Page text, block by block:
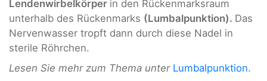
Lendenwirbelkörper in den Rückenmarksraum
unterhalb des Rückenmarks (Lumbalpunktion). Das
Nervenwasser tropft dann durch diese Nadel in
sterile Röhrchen.
Lesen Sie mehr zum Thema unter Lumbalpunktion.